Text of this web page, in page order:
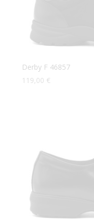
Derby F 46857
119,00 €